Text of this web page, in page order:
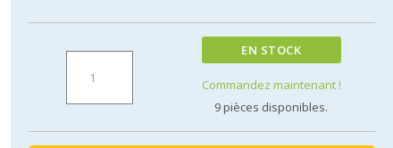
EN STOCK
Commandez maintenant !
9pièces disponibles.